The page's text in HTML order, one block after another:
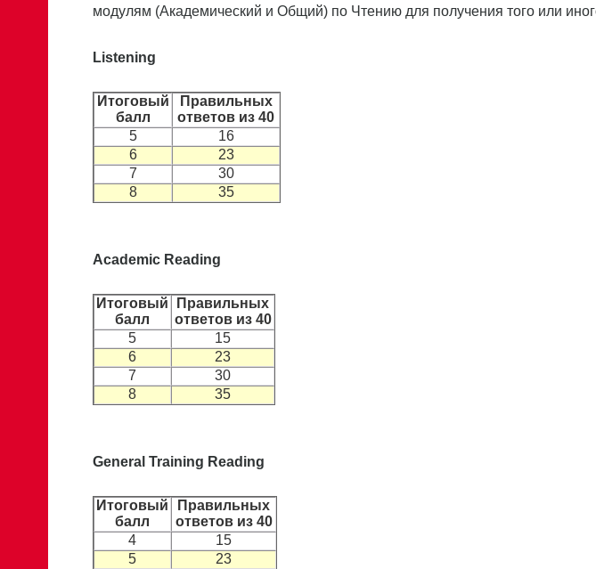
модулям (Академический и Общий) по Чтению для получения того или
Listening
Итоговый
балл
Правильных
ответов из 40
5
16
6
23
7
30
8
35
Academic Reading
Итоговый
балл
Правильных
ответов из 40
5
15
6
23
7
30
8
35
General Training Reading
Итоговый
балл
Правильных
ответов из 40
4
15
5
23